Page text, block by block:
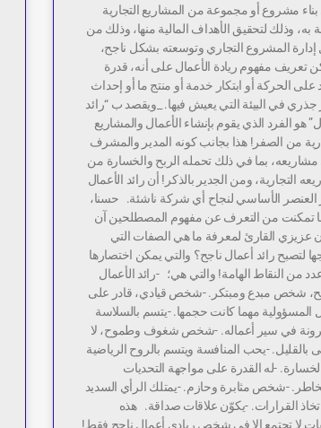
مشروع أو مجموعة من المشاريع التجارية
به، وذلك لتحقيق الأهداف المالية منها، وذلك من
إدارة المشروع التجاري وتوسعته بشكل ناجح،
تعريف مفهوم ريادة الأعمال على أنه، قدرة
على الحركة أو ابتكار خدمة أو منتج ما أو إحداث
جذري في البيئة التي يعيش فيها. _ويقصد ب “رائد
هو الفرد الذي يقوم بإنشاء الأعمال والمشاريع
من الصفر! هذا بجانب كونه المدير والمشرف
بما في ذلك تحمله الربح والخسارة من
التجارية، ومن الجدير بالذكر! أن رائد الأعمال
العنصر الأساسي لنجاح أي شركة ناشئة. حسنا،
تمكنت من التعرف عن مفهوم المصطلحين آن
عزيزي القارئ لمعرفة ما هي الصفات التي
لتصبح رائد أعمال ناجح؟ والتي يمكن اختصارها
من النقاط الهامة! والتي هي؛ -رائد الأعمال
شخص مبدع ومبتكر. -شخص قيادي، قادر على
المسؤولية مهما كانت حجمها. -يتسم بالسلاسة
في سير أعماله. -شخص شغوف وطموح، لا
بالقليل. -يحب المنافسة ويتسم بالروح الرياضية
-له القدرة على مواجهة التحديات
-شخص مثابرة وحازم. -يمتلك الرأي السديد
القرارات. -يكوّن علاقات صداقة. هذه
لا تجتمع إلا في شخص ريادي أعمال ناجح فقط!